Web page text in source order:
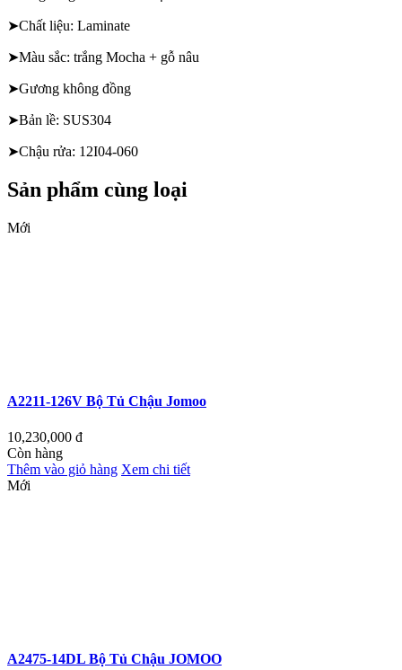
➤Chất liệu: Laminate
➤Màu sắc: trắng Mocha + gỗ nâu
➤Gương không đồng
➤Bản lề: SUS304
➤Chậu rửa: 12I04-060
Sản phẩm cùng loại
Mới
A2211-126V Bộ Tủ Chậu Jomoo
10,230,000 đ
Còn hàng
Thêm vào giỏ hàng Xem chi tiết
Mới
A2475-14DL Bộ Tủ Chậu JOMOO